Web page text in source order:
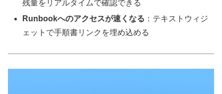
残量をリアルタイムで確認できる
Runbookへのアクセスが速くなる ：テキストウィジ
ェットで手順書リンクを埋め込める